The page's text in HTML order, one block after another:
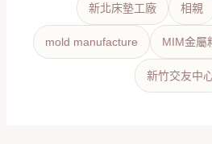
新北床墊工廠 相親
mold manufacture MIM金屬
新竹交友中